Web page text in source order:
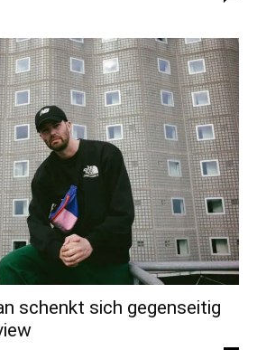
schenkt sich gegenseitig